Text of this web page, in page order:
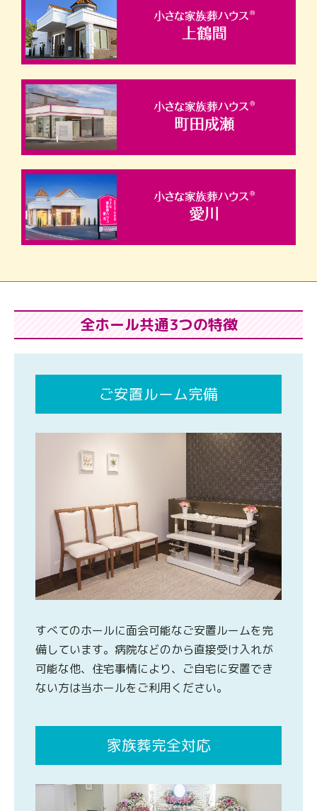
全ホール共通3つの特徴
ご安置ルーム完備
すべてのホールに面会可能なご安置ルームを完
備しています。病院などのから直接受け入れが
可能な他、住宅事情により、ご自宅に安置でき
ない方は当ホールをご利用ください。
家族葬完全対応